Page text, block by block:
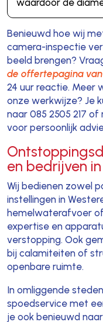
Benieuwd hoe wij
camera-inspectie
beeld brengen?
de offertepagina
24 uur reactie. Meer
onze werkwijze? Je
naar 085 2505 217
voor persoonlijk
en bedrijven
Wij bedienen zowel
instellingen in
hemelwaterafvoer
expertise en
verstopping. Ook
bij calamiteiten of
openbare ruimte.
In omliggende
spoedservice met
je ook benieuwd naar